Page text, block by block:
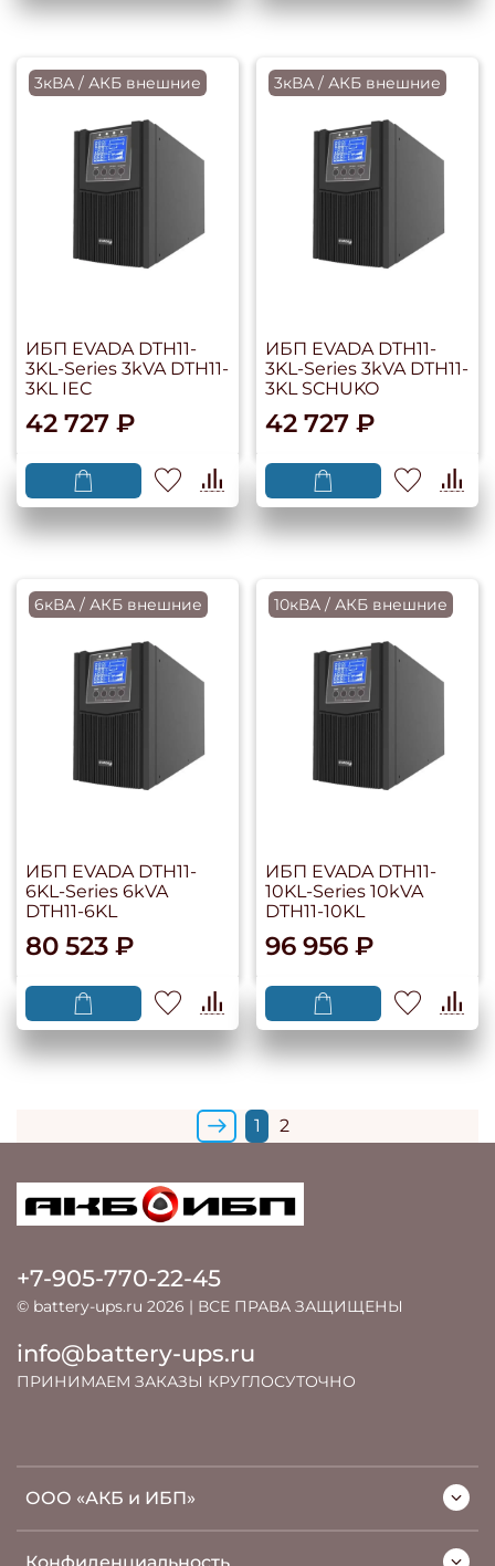
3кВА / АКБ внешние
ИБП EVADA DTH11-
3KL-Series 3kVA DTH11-
3KL IEC
42 727 ₽
3кВА / АКБ внешние
ИБП EVADA DTH11-
3KL-Series 3kVA DTH11-
3KL SCHUKO
42 727 ₽
6кВА / АКБ внешние
ИБП EVADA DTH11-
6KL-Series 6kVA
DTH11-6KL
80 523 ₽
10кВА / АКБ внешние
ИБП EVADA DTH11-
10KL-Series 10kVA
DTH11-10KL
96 956 ₽
1 2
ООО «АКБ и ИБП»
+7-905-770-22-45
© battery-ups.ru 2026 | ВСЕ ПРАВА ЗАЩИЩЕНЫ
info@battery-ups.ru
ПРИНИМАЕМ ЗАКАЗЫ КРУГЛОСУТОЧНО